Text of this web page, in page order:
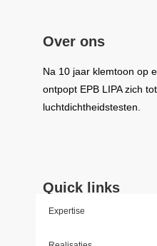
Over ons
Na 10 jaar klemtoon op
ontpopt EPB LIPAzich tot
luchtdichtheidstesten.
Quick links
Expertise